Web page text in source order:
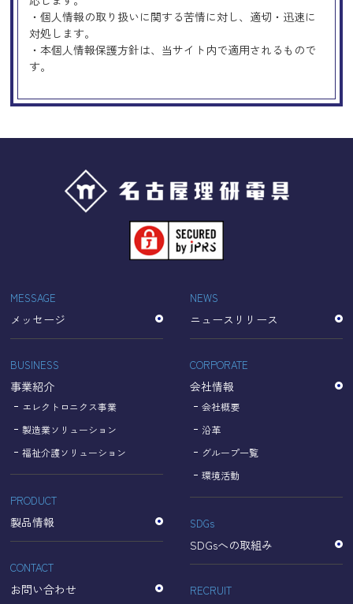
・個人情報の取り扱いに関する苦情に対し、適切・迅速に
対処します。
・本個人情報保護方針は、当サイト内で適用されるもので
す。
Googleアナリティクスの使用につい
当サイトでは、より良いサービスの提供、またユーザビリ
ティの向上のため、Googleアナリティクスを使用し、当サ
イトの利用状況などのデータ収集及び解析を行っておりま
す。その際、「Cookie」を通じて、Googleがお客様のIPア
ドレスなどの情報を収集する場合がありますが、
「Cookie」で収集される情報は個人を特定できるものでは
収集されたデータはGoogleのプライバシーポリシーにおい
て管理されます。
なお、当サイトのご利用をもって、上述の方法・目的にお
いてGoogle及び当サイトが行うデータ処理に関し、お客様
【Googleのプライバシーポリシー】
https://policies.google.com/privacy?hl=ja
https://policies.google.com/technologies/partner-sites?
hl=ja
個人情報に関するお問い合わせ窓口
名古屋理研電具株式会社
TEL：052-833-1248
MESSAGE
メッセージ
BUSINESS
事業紹介
エレクトロニクス事業
製造業ソリューション
福祉介護ソリューション
PRODUCT
製品情報
CONTACT
お問い合わせ
NEWS
ニュースリリース
CORPORATE
会社情報
会社概要
沿革
グループ一覧
環境活動
SDGs
SDGsへの取組み
RECRUIT